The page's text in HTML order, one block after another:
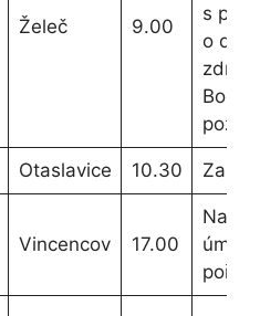
Želeč 9.00
s
o dar
zdraví
Boží
Otaslavice 10.30 Za
Vincencov 17.00
Na
úmysl
pořadí